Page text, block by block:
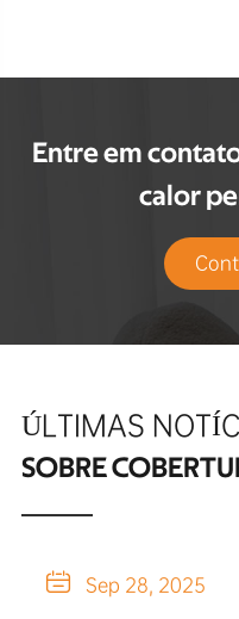
Entre em
calor
ÚLTIMAS
SOBRE
 Sep 28, 2025